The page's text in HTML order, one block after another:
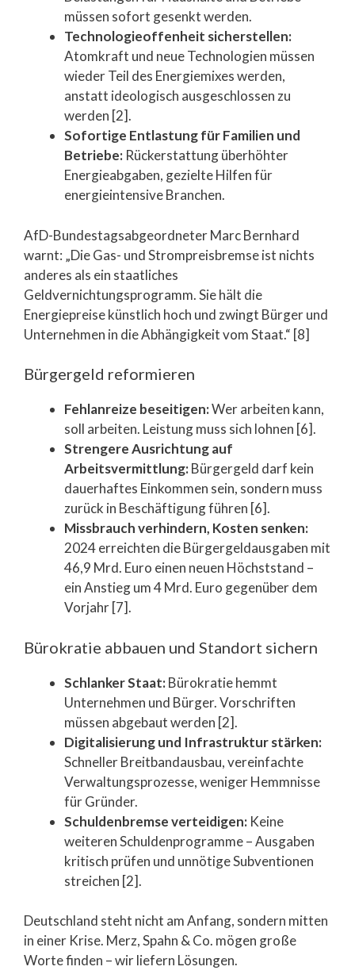
müssen sofort gesenkt werden.
Technologieoffenheit sicherstellen:
Atomkraft und neue Technologien müssen
wieder Teil des Energiemixes werden,
anstatt ideologisch ausgeschlossen zu
werden [2].
Sofortige Entlastung für Familien und
Betriebe: Rückerstattung überhöhter
Energieabgaben, gezielte Hilfen für
energieintensive Branchen.
AfD-Bundestagsabgeordneter Marc Bernhard
warnt: „Die Gas- und Strompreisbremse ist nichts
anderes als ein staatliches
Geldvernichtungsprogramm. Sie hält die
Energiepreise künstlich hoch und zwingt Bürger und
Unternehmen in die Abhängigkeit vom Staat.“ [8]
Bürgergeld reformieren
Fehlanreize beseitigen:Wer arbeiten kann,
soll arbeiten. Leistung muss sich lohnen [6].
Strengere Ausrichtung auf
Arbeitsvermittlung:Bürgergeld darf kein
dauerhaftes Einkommen sein, sondern muss
zurück in Beschäftigung führen [6].
Missbrauch verhindern, Kosten senken:
2024 erreichten die Bürgergeldausgaben mit
46,9 Mrd. Euro einen neuen Höchststand –
ein Anstieg um 4 Mrd. Euro gegenüber dem
Vorjahr [7].
Bürokratie abbauen und Standort sichern
Schlanker Staat:Bürokratie hemmt
Unternehmen und Bürger. Vorschriften
müssen abgebaut werden [2].
Digitalisierung und Infrastruktur stärken:
Schneller Breitbandausbau, vereinfachte
Verwaltungsprozesse, weniger Hemmnisse
für Gründer.
Schuldenbremse verteidigen: Keine
weiteren Schuldenprogramme – Ausgaben
kritisch prüfen und unnötige Subventionen
streichen [2].
Deutschland steht nicht am Anfang, sondern mitten
in einer Krise. Merz, Spahn & Co. mögen große
Worte finden – wir liefern Lösungen.